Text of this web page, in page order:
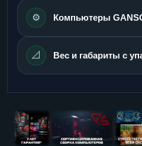
⚙️ Компьютеры
📐 Вес и габариты с